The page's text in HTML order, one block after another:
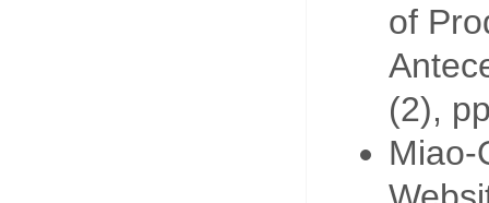
of
(2),
Miao-